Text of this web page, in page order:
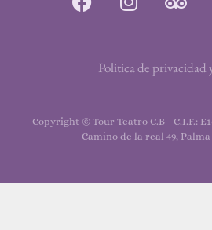
Politica de privacidad
Copyright © Tour Teatro C.B - C.I.F.:
Camino de la real 49,